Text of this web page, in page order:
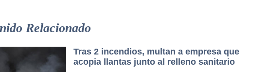
Relacionado
Tras 2 incendios, multan a empresa que
acopia llantas junto al relleno sanitario